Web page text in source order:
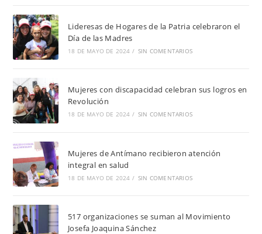
Lideresas de Hogares de la Patria celebraron el
Día de las Madres
18 DE MAYO DE 2024 / SIN COMENTARIOS
Mujeres con discapacidad celebran sus logros en
Revolución
18 DE MAYO DE 2024 / SIN COMENTARIOS
Mujeres de Antímano recibieron atención
integral en salud
18 DE MAYO DE 2024 / SIN COMENTARIOS
517 organizaciones se suman al Movimiento
Josefa Joaquina Sánchez